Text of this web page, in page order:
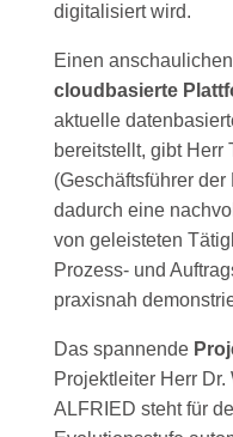
digitalisiertwird.
Einen
cloudbasierte
aktuelle
bereitstellt, gibt Herr
(Geschäftsführer
dadurch eine
von geleisteten
Prozess- und
praxisnah
Das spannende
Projektleiter Herr Dr.
ALFRIED steht für